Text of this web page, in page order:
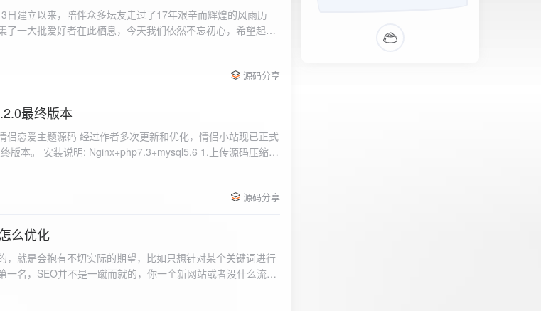
=
建立以来，陪伴众多坛友走过了17年艰辛而辉煌的风雨历
一大批爱好者在此栖息，今天我们依然不忘初心，希望起到
注册须知以及社区的总版规，以便更好地适应和享受我们的社
源码分享
最终版本
侣恋爱主题源码 经过作者多次更新和优化，情侣小站现已正式
版本。 安装说明: Nginx+php7.3+mysql5.6 1.上传源码压缩包
源码分享
么优化
，就是会抱有不切实际的期望，比如只想针对某个关键词进行
名，SEO并不是一蹴而就的，你一个新网站或者没什么流量